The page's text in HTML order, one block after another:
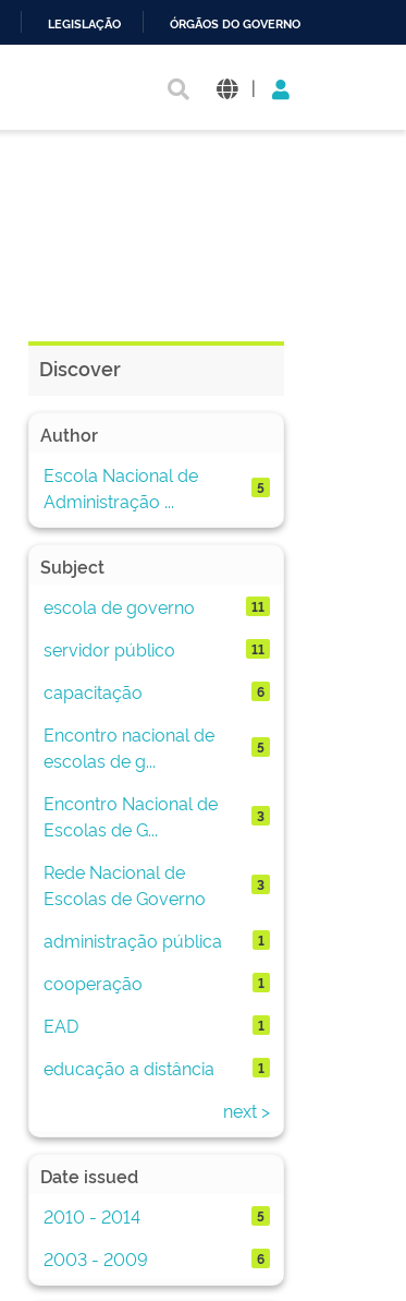
LEGISLAÇÃO ÓRGÃOS DO GOVERNO
|
Discover
Author
Escola Nacional de
Administração ...
5
Subject
escola de governo
11
servidor público 11
capacitação 6
Encontro nacional de
escolas de g...
5
Encontro Nacional de
Escolas de G...
3
Rede Nacional de
Escolas de Governo
3
administração pública 1
cooperação 1
EAD 1
educação a distância 1
next >
Date issued
2010 - 2014
5
2003 - 2009 6